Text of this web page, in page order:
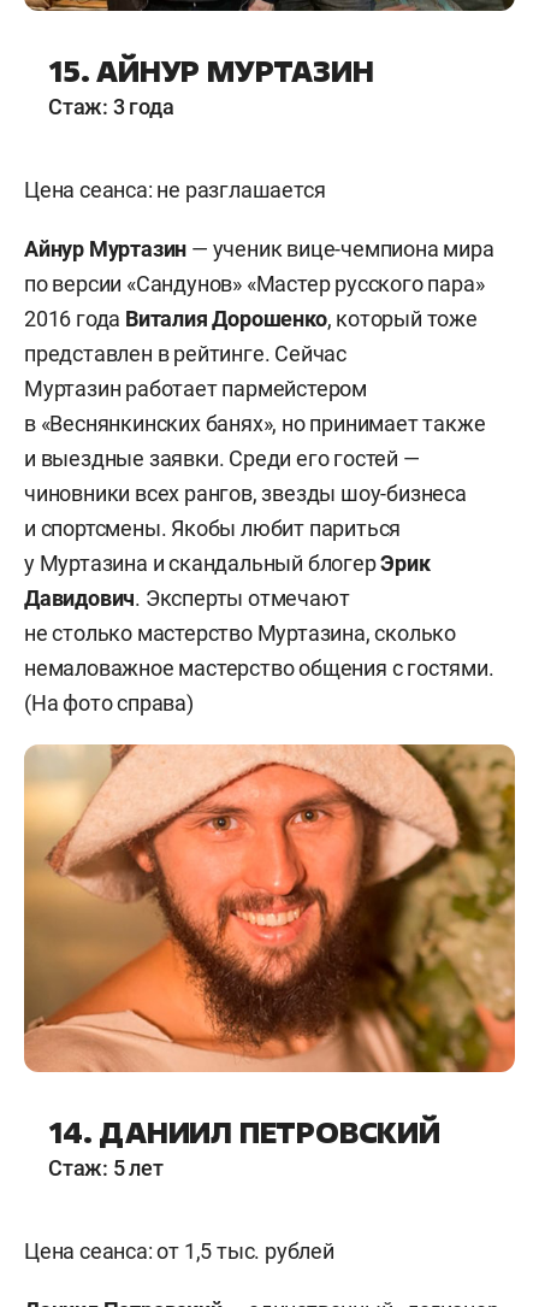
15. АЙНУР МУРТАЗИН
Стаж: 3 года
Цена сеанса: не разглашается
Айнур Муртазин — ученик вице-чемпиона мира
по версии «Сандунов» «Мастер русского пара»
2016 года Виталия Дорошенко, который тоже
представлен в рейтинге. Сейчас
Муртазин работает пармейстером
в «Веснянкинских банях», но принимает также
и выездные заявки. Среди его гостей —
чиновники всех рангов, звезды шоу-бизнеса
и спортсмены. Якобы любит париться
у Муртазина и скандальный блогерЭрик
Давидович. Эксперты отмечают
не столько мастерство Муртазина, сколько
немаловажное мастерство общения с гостями.
(На фото справа)
14. ДАНИИЛ ПЕТРОВСКИЙ
Стаж: 5 лет
Цена сеанса: от 1,5 тыс. рублей